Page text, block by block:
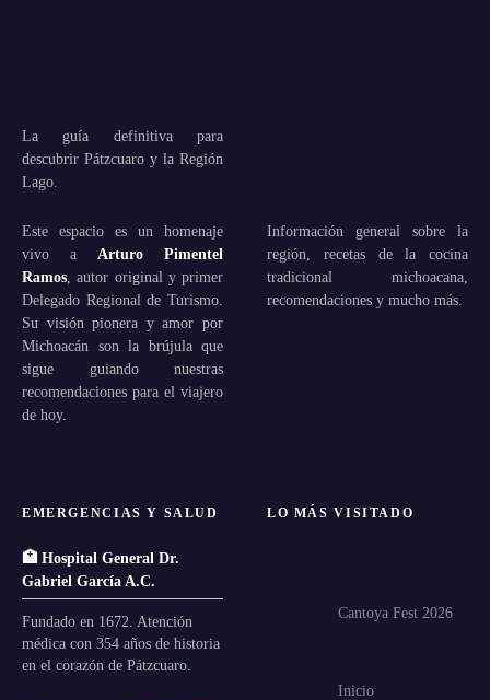
La guía definitiva para
descubrir Pátzcuaro y la Región
Lago.
Este espacio es un homenaje
vivo a Arturo Pimentel
Ramos , autor original y primer
Delegado Regional de Turismo.
Su visión pionera y amor por
Michoacán son la brújula que
sigue guiando nuestras
recomendaciones para el viajero
de hoy.
Información general sobre la
región, recetas de la cocina
tradicional michoacana,
recomendaciones y mucho más.
EMERGENCIAS Y SALUD
🏥 Hospital General Dr.
Gabriel García A.C.
Fundado en 1672. Atención
médica con 354 años de historia
en el corazón de Pátzcuaro.
LO MÁS VISITADO
Cantoya Fest 2026
Inicio